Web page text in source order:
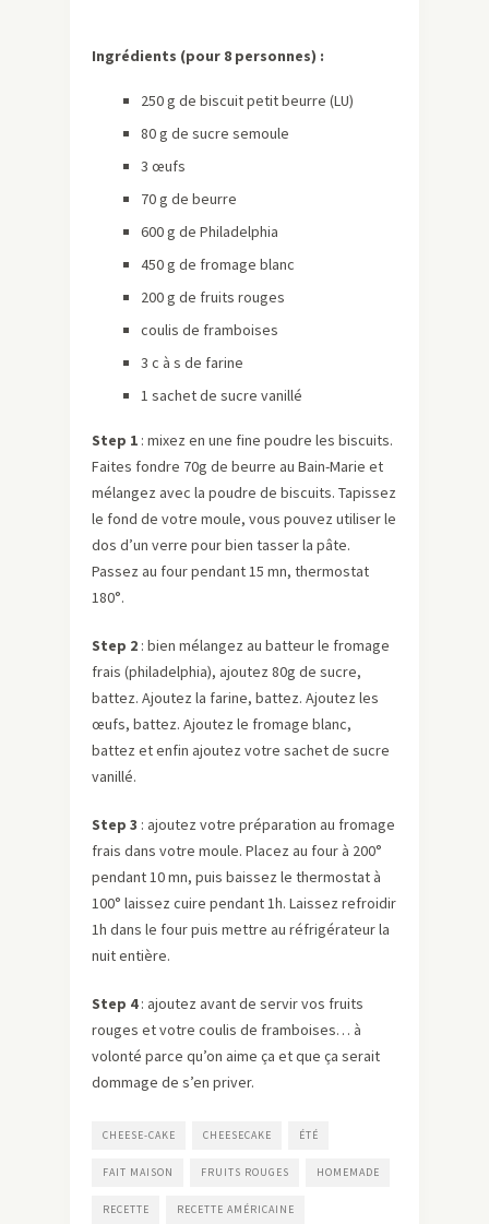
Ingrédients (pour 8 personnes) :
250 g de biscuit petit beurre (LU)
80 g de sucre semoule
3 œufs
70 g de beurre
600 g de Philadelphia
450 g de fromage blanc
200 g de fruits rouges
coulis de framboises
3 c à s de farine
1 sachet de sucre vanillé
Step 1 : mixez en une fine poudre les biscuits.
Faites fondre 70g de beurre au Bain-Marie et
mélangez avec la poudre de biscuits. Tapissez
le fond de votre moule, vous pouvez utiliser le
dos d’un verre pour bien tasser la pâte.
Passez au four pendant 15 mn, thermostat
180°.
Step 2 : bien mélangez au batteur le fromage
frais (philadelphia), ajoutez 80g de sucre,
battez. Ajoutez la farine, battez. Ajoutez les
œufs, battez. Ajoutez le fromage blanc,
battez et enfin ajoutez votre sachet de sucre
vanillé.
Step 3 : ajoutez votre préparation au fromage
frais dans votre moule. Placez au four à 200°
pendant 10 mn, puis baissez le thermostat à
100° laissez cuire pendant 1h. Laissez refroidir
1h dans le four puis mettre au réfrigérateur la
nuit entière.
Step 4: ajoutez avant de servir vos fruits
rouges et votre coulis de framboises… à
volonté parce qu’on aime ça et que ça serait
dommage de s’en priver.
CHEESE-CAKE CHEESECAKE ÉTÉ
FAIT MAISON FRUITS ROUGES HOMEMADE
RECETTE RECETTE AMÉRICAINE